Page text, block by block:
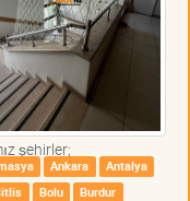
şehirler;
Ankara
Antalya
Bolu
Burdur